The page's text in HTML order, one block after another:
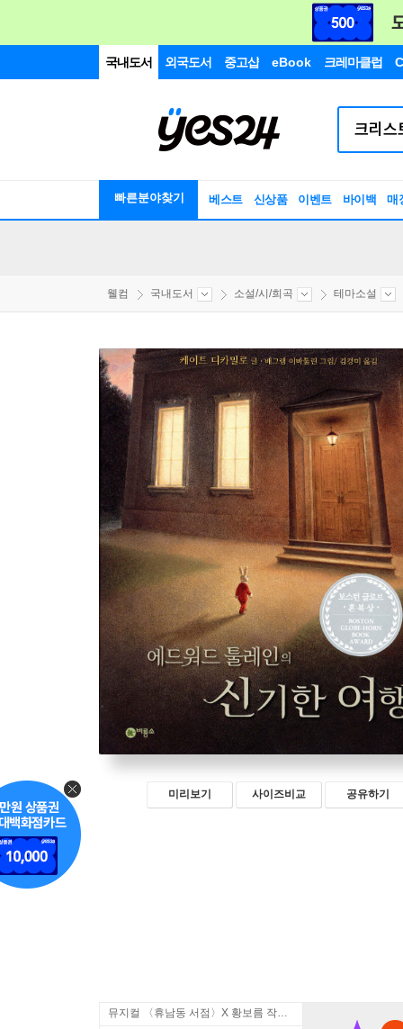
국내도서 외국도서 중고샵 eBook 크레마클럽
빠른분야찾기 베스트 신상품 이벤트 바이백 매
웰컴 국내도서 소설/시/희곡 테마소설
미리보기 사이즈비교 공유하기
뮤지컬 〈휴남동 서점〉X 황보름 작가 북토크